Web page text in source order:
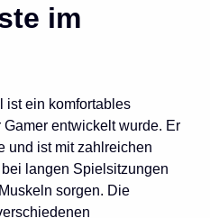
im
ist ein komfortables
entwickelt wurde. Er
und ist mit zahlreichen
langen Spielsitzungen
sorgen. Die